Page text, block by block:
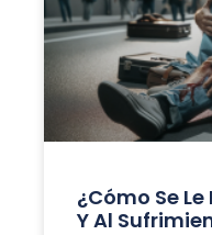
¿Cómo Se
Y Al